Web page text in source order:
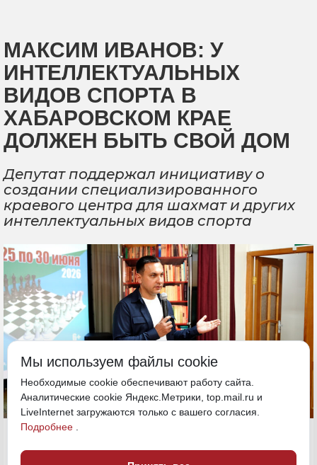
МАКСИМ ИВАНОВ: У
ИНТЕЛЛЕКТУАЛЬНЫХ
ВИДОВ СПОРТА В
ХАБАРОВСКОМ КРАЕ
ДОЛЖЕН БЫТЬ СВОЙ ДОМ
Депутат поддержал инициативу о
создании специализированного
краевого центра для шахмат и других
интеллектуальных видов спорта
3 июля, 17:29
Мы используем файлы cookie
Необходимые cookie обеспечивают работу сайта.
Аналитические cookie Яндекс.Метрики, top.mail.ru и
LiveInternet загружаются только с вашего согласия.
Подробнее